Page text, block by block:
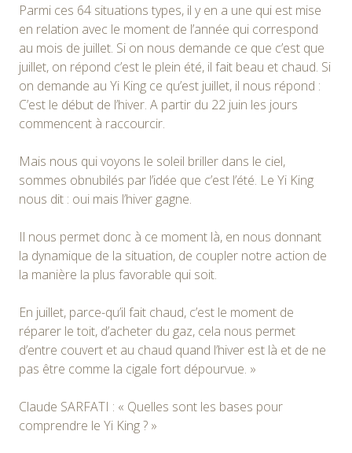
Parmi ces 64 situations types, il y en a une qui est mise
en relation avec le moment de l’année qui correspond
au mois de juillet. Si on nous demande ce que c’est que
juillet, on répond c’est le plein été, il fait beau et chaud. Si
on demande au Yi King ce qu’est juillet, il nous répond :
C’est le début de l’hiver. A partir du 22 juin les jours
commencent à raccourcir.
Mais nous qui voyons le soleil briller dans le ciel,
sommes obnubilés par l’idée que c’est l’été. Le Yi King
nous dit : oui mais l’hiver gagne.
Il nous permet donc à ce moment là, en nous donnant
la dynamique de la situation, de coupler notre action de
la manière la plus favorable qui soit.
En juillet, parce-qu’il fait chaud, c’est le moment de
réparer le toit, d’acheter du gaz, cela nous permet
d’entre couvert et au chaud quand l’hiver est là et de ne
pas être comme la cigale fort dépourvue. »
Claude SARFATI : « Quelles sont les bases pour
comprendre le Yi King ? »